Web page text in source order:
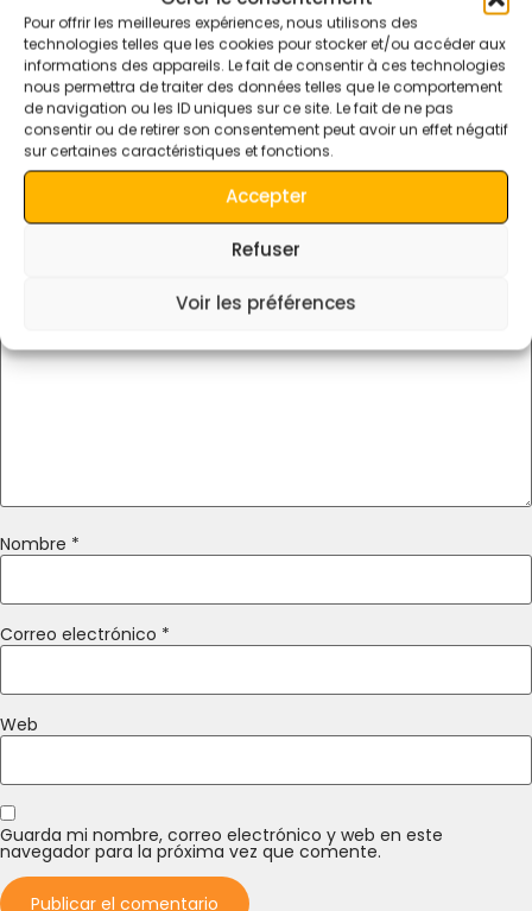
Pour offrir les meilleures expériences, nous utilisons des
technologies telles que les cookies pour stocker et/ou accéder aux
informations des appareils. Le fait de consentir à ces technologies
nous permettra de traiter des données telles que le comportement
de navigation ou les ID uniques sur ce site. Le fait de ne pas
consentir ou de retirer son consentement peut avoir un effet négatif
sur certaines caractéristiques et fonctions.
Accepter
Refuser
Voir les préférences
Cual es el aeropuerto mas cercano al
desierto de Merzouga?
Deja Una Respuesta
Tu dirección de correo electrónico no será publicada.
campos obligatorios están marcados con
Nombre *
Correo electrónico *
Web
Guarda mi nombre, correo electrónico y web en este
navegador para la próxima vez que comente.